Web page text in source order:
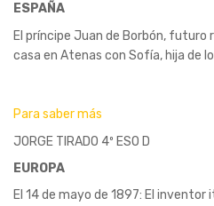
ESPAÑA
El príncipe Juan de Borbón, futuro
casa en Atenas con Sofía, hija de
Para saber más
JORGE TIRADO 4º ESO D
EUROPA
El 14 de mayo de 1897: El inventor